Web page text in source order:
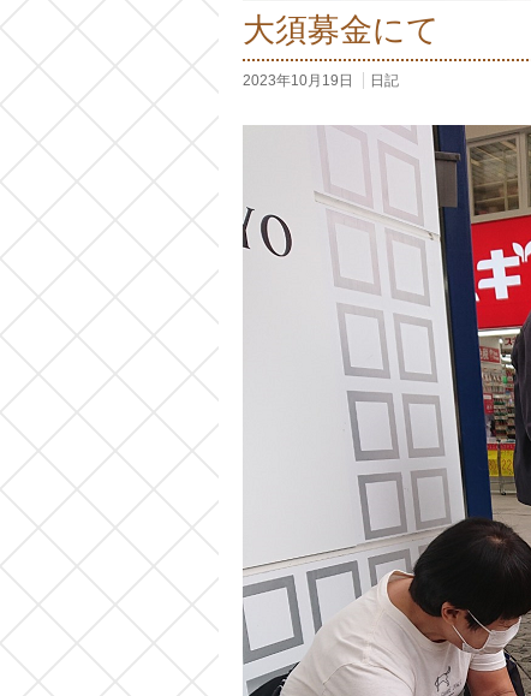
大須募金にて
2023年10月19日 日記